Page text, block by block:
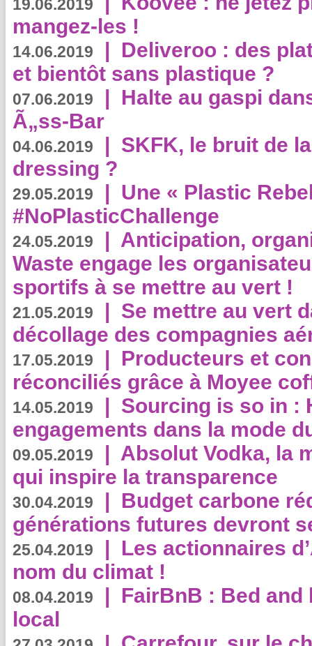
19.06.2019
mangez-les !
14.06.2019 | Deliveroo : des
et bientôt sans plastique ?
07.06.2019 | Halte au gaspi
Ã„ss-Bar
04.06.2019 | SKFK, le bruit de
dressing ?
29.05.2019 | Une « Plastic
#NoPlasticChallenge
24.05.2019 | Anticipation,
Waste engage les
sportifs à se mettre au vert !
21.05.2019 | Se mettre au vert
décollage des compagnies
17.05.2019 | Producteurs et
réconciliés grâce à Moyee
14.05.2019 | Sourcing is so in :
engagements dans la mode
09.05.2019 | Absolut Vodka, la
qui inspire la transparence
30.04.2019 | Budget carbone
générations futures devront
25.04.2019 | Les actionnaires
nom du climat !
08.04.2019 | FairBnB : Bed
local